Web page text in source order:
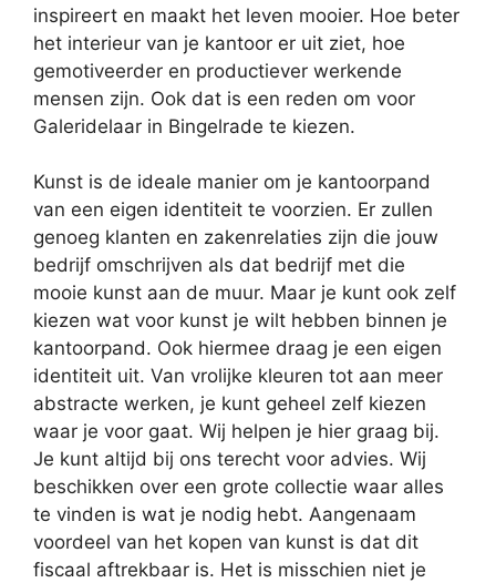
inspireert en maakt het leven mooier. Hoe beter
het interieur van je kantoor er uit ziet, hoe
gemotiveerder en productiever werkende
mensen zijn. Ook dat is een reden om voor
Galeridelaar in Bingelrade te kiezen.
Kunst is de ideale manier om je kantoorpand
van een eigen identiteit te voorzien. Er zullen
genoeg klanten en zakenrelaties zijn die jouw
bedrijf omschrijven als dat bedrijf met die
mooie kunst aan de muur. Maar je kunt ook zelf
kiezen wat voor kunst je wilt hebben binnen je
kantoorpand. Ook hiermee draag je een eigen
identiteit uit. Van vrolijke kleuren tot aan meer
abstracte werken, je kunt geheel zelf kiezen
waar je voor gaat. Wij helpen je hier graag bij.
Je kunt altijd bij ons terecht voor advies. Wij
beschikken over een grote collectie waar alles
te vinden is wat je nodig hebt. Aangenaam
voordeel van het kopen van kunst is dat dit
fiscaal aftrekbaar is. Het is misschien niet je